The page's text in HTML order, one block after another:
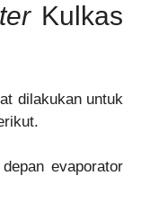
Kulkas
dilakukan untuk
evaporator